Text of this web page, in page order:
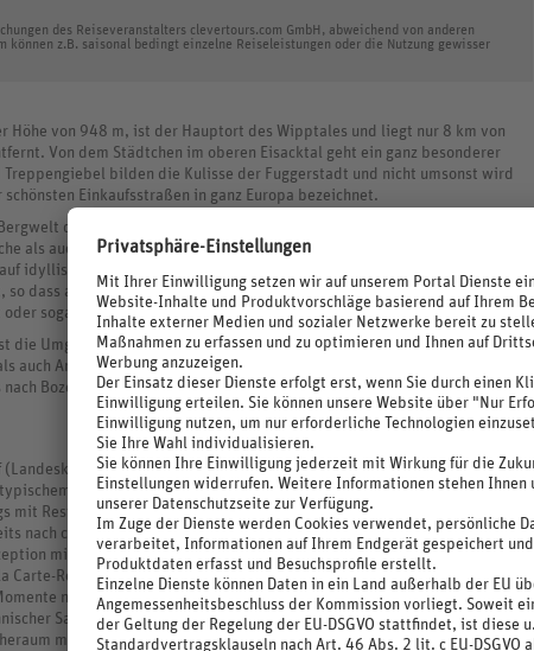
des Reiseveranstalters clevertours.com GmbH, abweichend von anderen
können z.B. saisonal bedingt einzelne Reiseleistungen oder die Nutzung gewisser
Höhe von 948 m, ist der Hauptort des Wipptales und liegt nur 8 km von
Von dem Städtchen im oberen Eisacktal geht ein ganz besonderer
bilden die Kulisse der Fuggerstadt und nicht umsonst wird
Einkaufsstraßen in ganz Europa bezeichnet.
des Ski- und Wandergebiets Rosskopf mit dem gleichnamigen
als auch anspruchsvolle Touren, vorbei an imposanten Gipfeln, duftenden
idyllische, beschauliche Täler. Zahlreiche bewirtschaftete Berghütten
dass auch Genusswanderer und Familien auf ihre Kosten kommen. So
sogar mit Hilfe eines Liftes oder einer Kabinenbahn zu erreichen.
die Umgebung von Sterzing ein ideales Gebiet: Auf alten Militär- und
auch Anfänger abwechslungsreiche Touren unternehmen. Der Radweg
Bozen – führt direkt an Sterzing vorbei. Abwechslungsreiche Tage in
(Landeskategorie) bietet Ihnen eine angenehme Atmosphäre mit
Charme und traumhafter Umgebung im Eisacktal. Es liegt wenige
mit Restaurants und Bars entfernt. Eine Bushaltestelle befindet sich in ca.
nach ca. 100 m und das Skigebiet Rosskopf liegt in ca. 800 m Entfernung.
mit Sitzgelegenheiten, Aufzug, eine kreative und heimische Küche mit
Carte-Restaurant, Bar mit Terrasse, TV-Raum sowie kostenfreie Parkplätze
nach einem aktiven Tag in der Natur verspricht der Wellnessbereich
Sauna, Bio-Sauna, Dampfbad, Kalt- und Warmwasserduschen, Crash
mit Liegen. Auf Anfrage genießen Sie diverse Beautyanwendungen